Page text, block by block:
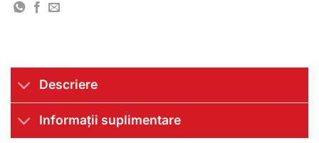
Descriere
Informații suplimentare